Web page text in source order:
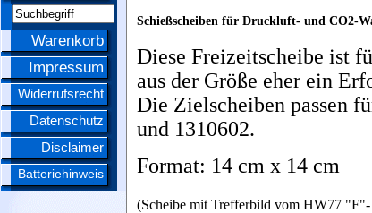
Warenkorb
Impressum
Widerrufsrecht
Datenschutz
Disclaimer
Batteriehinweis
Schießscheiben für Druckluft- und CO2-
Diese Freizeitscheibe ist
aus der Größe eher ein
Die Zielscheiben passen
und 1310602.
Format: 14 cm x 14 cm
(Scheibe mit Trefferbild vom HW77 "F"-